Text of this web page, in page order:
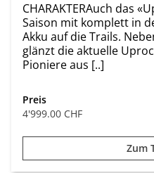
CHARAKTERAuch das
Saison mit komplett in
Akku auf die Trails.
glänzt die aktuelle
Pioniere aus [..]
Preis
4'999.00 CHF
Zum